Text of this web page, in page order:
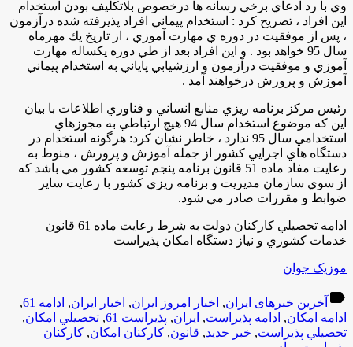
وي با رد ادعاي برخي رسانه ها درخصوص بلاتكليف بودن استخدام
اين افراد ، تصريح كرد : استخدام پيماني افراد پذيرفته شده درآزمون
، پس از موفقيت در دوره ي مهارت آموزي ، از تاريخ يك مهرماه
سال 95 خواهد بود . و اين افراد بعد از طي دوره يكساله مهارت
آموزي و موفقيت درآزمون و ارزشيابي پاياني به استخدام پيماني
آموزش و پرورش درخواهند آمد .
رئيس مركز برنامه ريزي منابع انساني و فناوري اطلاعات با بيان
اين كه موضوع استخدام سال 94 هيچ ارتباطي به مجوزهاي
استخدامي سال 95 ندارد ، خاطر نشان كرد: هرگونه استخدام در
دستگاه هاي اجرايي كشور از جمله آموزش و پرورش ، منوط به
رعايت مفاد ماده 51 قانون برنامه پنجم توسعه كشور مي باشد كه
از سوي سازمان مديريت و برنامه ريزي كشور با رعايت ساير
ضوابط و مقررات صادر مي شود.
ادامه تحصيلي كاركنان دولت به شرط رعايت ماده 61 قانون
خدمات كشوري و نياز دستگاه امكان پذيراست
موزیک جوان
label آخرین خبرهای ایران, اخبار امروز ایران, اخبار ایران, ادامه 61
,
ادامه امكان, ادامه پذيراست, ایران, پذيراست 61 , تحصيلي امكان,
تحصيلي پذيراست, خبر جدید, قانون, كاركنان امكان, كاركنان